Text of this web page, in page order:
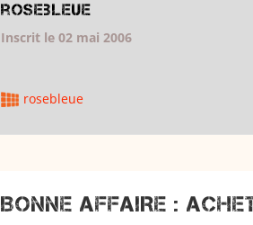
rosebleue
Inscrit le 02 mai 2006
rosebleue
BONNE AFFAIRE :